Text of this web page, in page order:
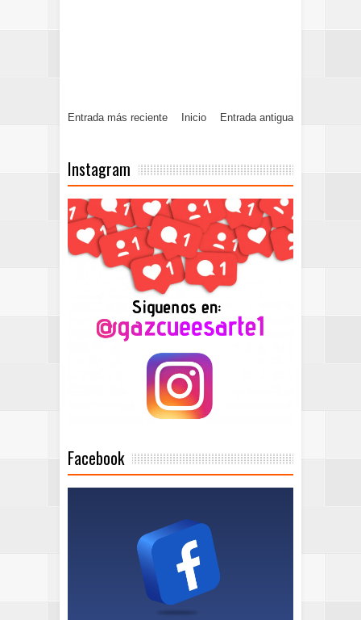
Entrada más reciente Entrada antigua
Inicio
Instagram
Facebook